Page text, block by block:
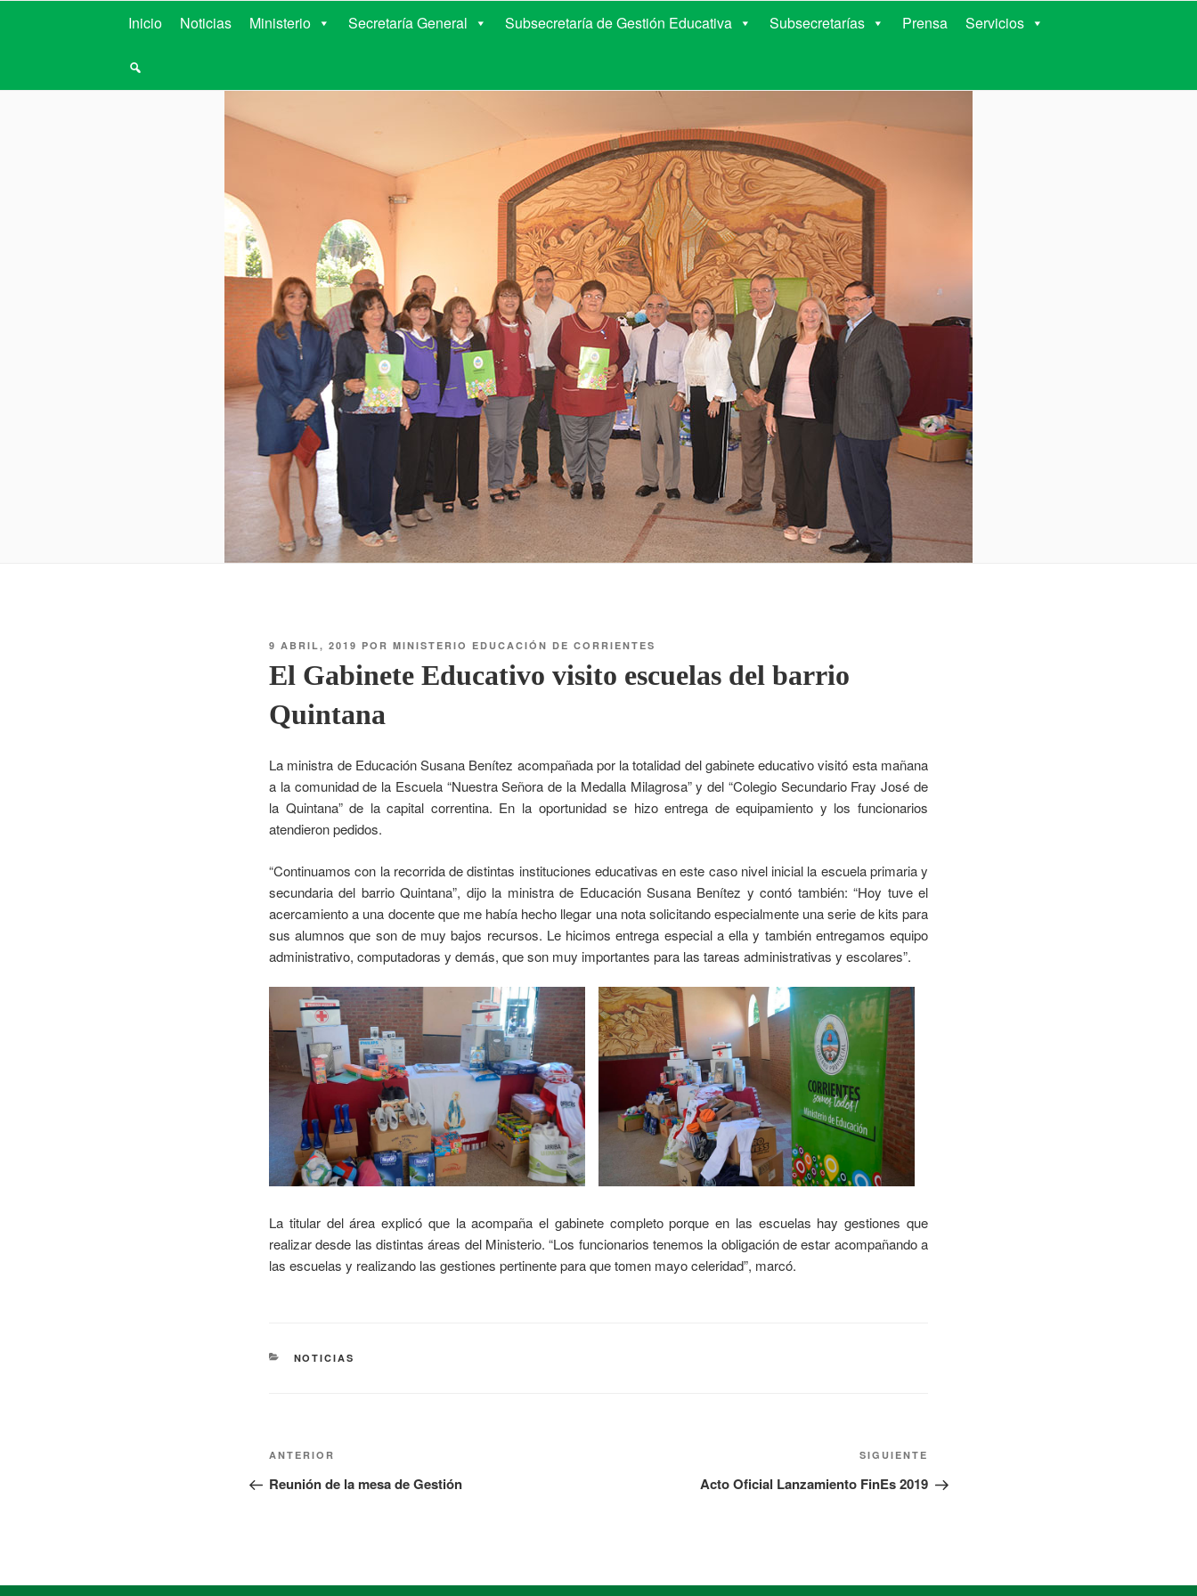
MINISTERIO DE EDUCACIÓN DE CORRIENTES
Inicio Noticias Ministerio Secretaría General Subsecretaría de Gestión Educativa Subsecretarías Prensa Servicios
9 ABRIL, 2019 POR MINISTERIO EDUCACIÓN DE CORRIENTES
El Gabinete Educativo visito escuelas del barrio
Quintana
La ministra de Educación Susana Benítez acompañada por la totalidad del gabinete educativo visitó esta mañana
a la comunidad de la Escuela “Nuestra Señora de la Medalla Milagrosa” y del “Colegio Secundario Fray José de
la Quintana” de la capital correntina. En la oportunidad se hizo entrega de equipamiento y los funcionarios
atendieron pedidos.
“Continuamos con la recorrida de distintas instituciones educativas en este caso nivel inicial la escuela primaria y
secundaria del barrio Quintana”, dijo la ministra de Educación Susana Benítez y contó también: “Hoy tuve el
acercamiento a una docente que me había hecho llegar una nota solicitando especialmente una serie de kits para
sus alumnos que son de muy bajos recursos. Le hicimos entrega especial a ella y también entregamos equipo
administrativo, computadoras y demás, que son muy importantes para las tareas administrativas y escolares”.
La titular del área explicó que la acompaña el gabinete completo porque en las escuelas hay gestiones que
realizar desde las distintas áreas del Ministerio. “Los funcionarios tenemos la obligación de estar acompañando a
las escuelas y realizando las gestiones pertinente para que tomen mayo celeridad”, marcó.
NOTICIAS
ANTERIOR
Reunión de la mesa de Gestión
SIGUIENTE
Acto Oficial Lanzamiento FinEs 2019